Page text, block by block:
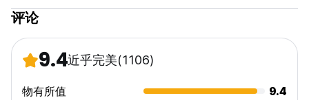
评论
9.4近乎完美(1106)
物有所值
9.4